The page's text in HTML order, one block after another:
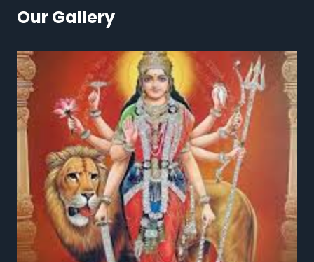
Our Gallery